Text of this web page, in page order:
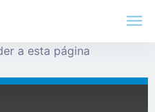
a esta página